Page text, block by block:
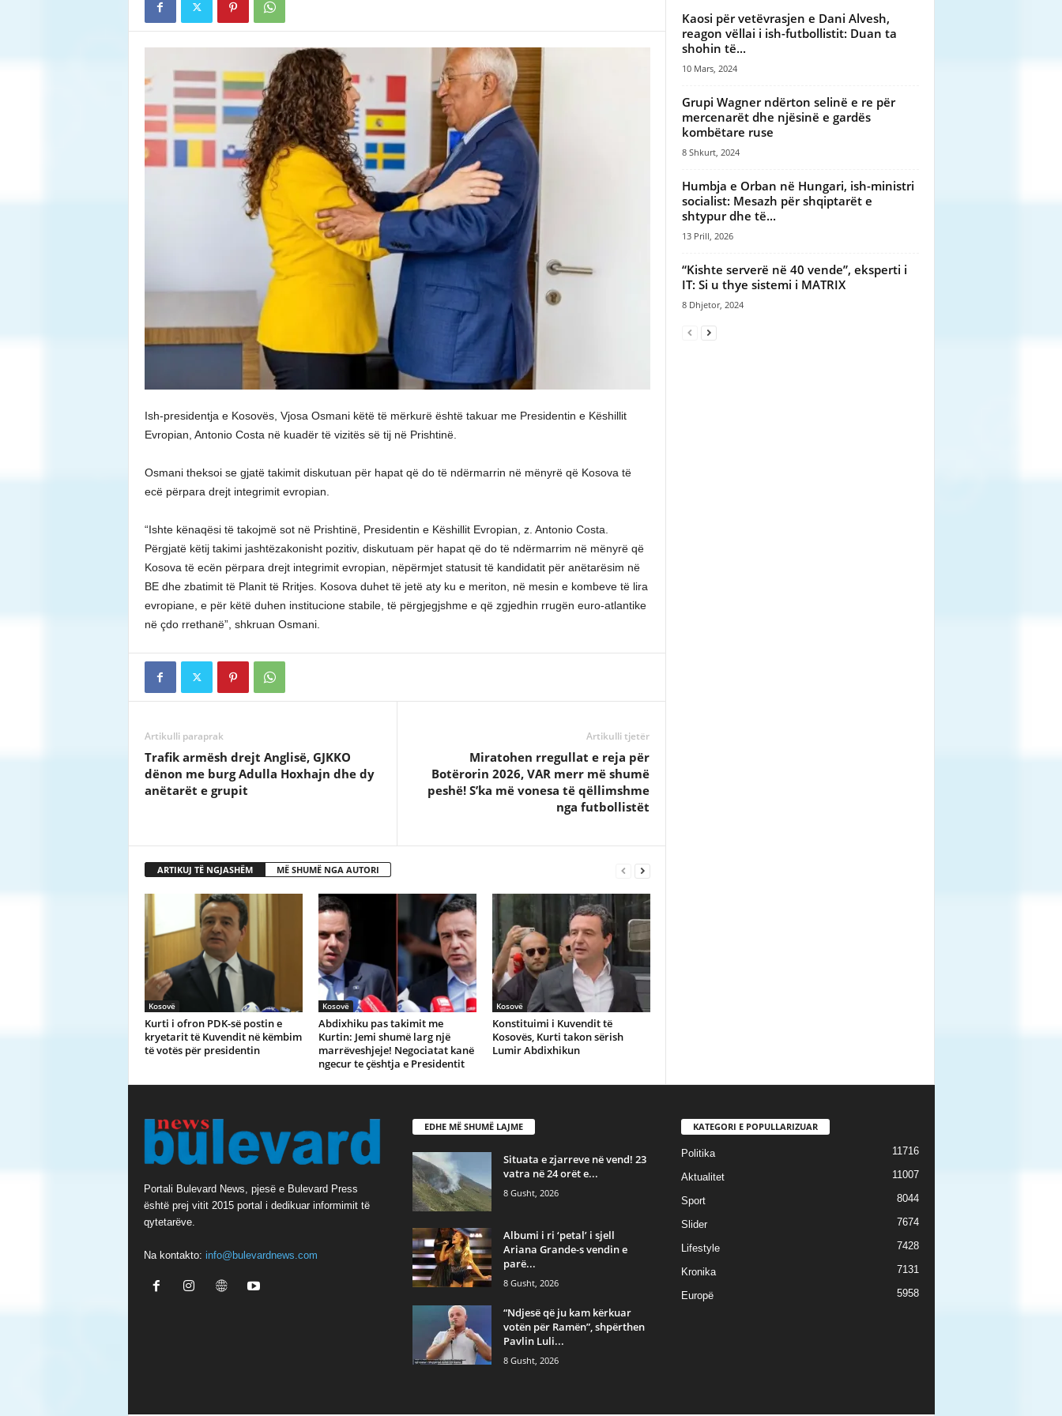
Ish-presidentja e Kosovës, Vjosa Osmani këtë të mërkurë është takuar me Presidentin e Këshillit
Evropian, Antonio Costa në kuadër të vizitës së tij në Prishtinë.
Osmani theksoi se gjatë takimit diskutuan për hapat që do të ndërmarrin në mënyrë që Kosova të
ecë përpara drejt integrimit evropian.
“Ishte kënaqësi të takojmë sot në Prishtinë, Presidentin e Këshillit Evropian, z. Antonio Costa.
Përgjatë këtij takimi jashtëzakonisht pozitiv, diskutuam për hapat që do të ndërmarrim në mënyrë që
Kosova të ecën përpara drejt integrimit evropian, nëpërmjet statusit të kandidatit për anëtarësim në
BE dhe zbatimit të Planit të Rritjes. Kosova duhet të jetë aty ku e meriton, në mesin e kombeve të lira
evropiane, e për këtë duhen institucione stabile, të përgjegjshme e që zgjedhin rrugën euro-atlantike
në çdo rrethanë”, shkruan Osmani.
Artikulli paraprak
Trafik armësh drejt Anglisë, GJKKO
dënon me burg Adulla Hoxhajn dhe dy
anëtarët e grupit
Artikulli tjetër
Miratohen rregullat e reja për
Botërorin 2026, VAR merr më shumë
peshë! S’ka më vonesa të qëllimshme
nga futbollistët
ARTIKUJ TË NGJASHËM MË SHUMË NGA AUTORI
Kosovë
Kurti i ofron PDK-së postin e
kryetarit të Kuvendit në këmbim
të votës për presidentin
Kosovë
Abdixhiku pas takimit me
Kurtin: Jemi shumë larg një
marrëveshjeje! Negociatat kanë
ngecur te çështja e Presidentit
Kosovë
Konstituimi i Kuvendit të
Kosovës, Kurti takon sërish
Lumir Abdixhikun
Kaosi për vetëvrasjen e Dani Alvesh,
reagon vëllai i ish-futbollistit: Duan ta
shohin të...
10 Mars, 2024
Grupi Wagner ndërton selinë e re për
mercenarët dhe njësinë e gardës
kombëtare ruse
8 Shkurt, 2024
Humbja e Orban në Hungari, ish-ministri
socialist: Mesazh për shqiptarët e
shtypur dhe të...
13 Prill, 2026
“Kishte serverë në 40 vende”, eksperti i
IT: Si u thye sistemi i MATRIX
8 Dhjetor, 2024
Portali Bulevard News, pjesë e Bulevard Press
është prej vitit 2015 portal i dedikuar informimit të
qytetarëve.
Na kontakto: info@bulevardnews.com
EDHE MË SHUMË LAJME
Situata e zjarreve në vend! 23
vatra në 24 orët e...
8 Gusht, 2026
Albumi i ri ‘petal’ i sjell
Ariana Grande-s vendin e
parë...
8 Gusht, 2026
“Ndjesë që ju kam kërkuar
votën për Ramën”, shpërthen
Pavlin Luli...
8 Gusht, 2026
KATEGORI E POPULLARIZUAR
Politika 11716
Aktualitet 11007
Sport 8044
Slider 7674
Lifestyle 7428
Kronika 7131
Europë 5958